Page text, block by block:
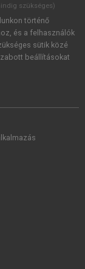
a szotar.netés a
szükséges)
történő
és a felhasználók
sütik közé
beállításokat